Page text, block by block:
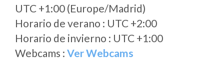
UTC +1:00 (Europe/Madrid)
Horario de verano : UTC +2:00
Horario de invierno : UTC +1:00
Webcams : Ver Webcams